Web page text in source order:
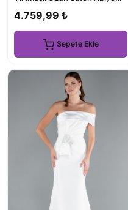
4.759,99 ₺
Sepete Ekle